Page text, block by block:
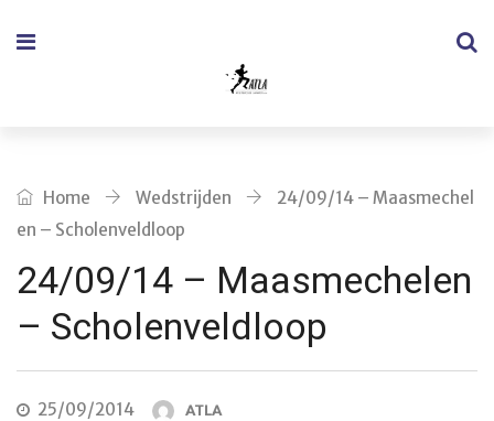
Home Wedstrijden
24/09/14 – Maasmechel
en – Scholenveldloop
24/09/14 – Maasmechelen
– Scholenveldloop
25/09/2014 ATLA